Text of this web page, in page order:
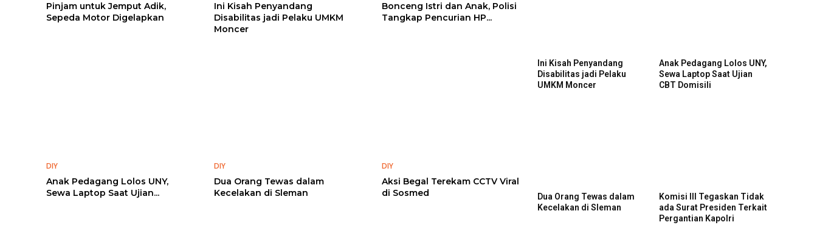
Pinjam untuk Jemput Adik,
Sepeda Motor Digelapkan
Ini Kisah Penyandang
Disabilitas jadi Pelaku UMKM
Moncer
Bonceng Istri dan Anak, Polisi
Tangkap Pencurian HP...
DIY
Anak Pedagang Lolos UNY,
Sewa Laptop Saat Ujian...
DIY
Dua Orang Tewas dalam
Kecelakan di Sleman
DIY
Aksi Begal Terekam CCTV Viral
di Sosmed
Ini Kisah Penyandang
Disabilitas jadi Pelaku
UMKM Moncer
Anak Pedagang Lolos UNY,
Sewa Laptop Saat Ujian
CBT Domisili
Dua Orang Tewas dalam
Kecelakan di Sleman
Komisi III Tegaskan Tidak
ada Surat Presiden Terkait
Pergantian Kapolri